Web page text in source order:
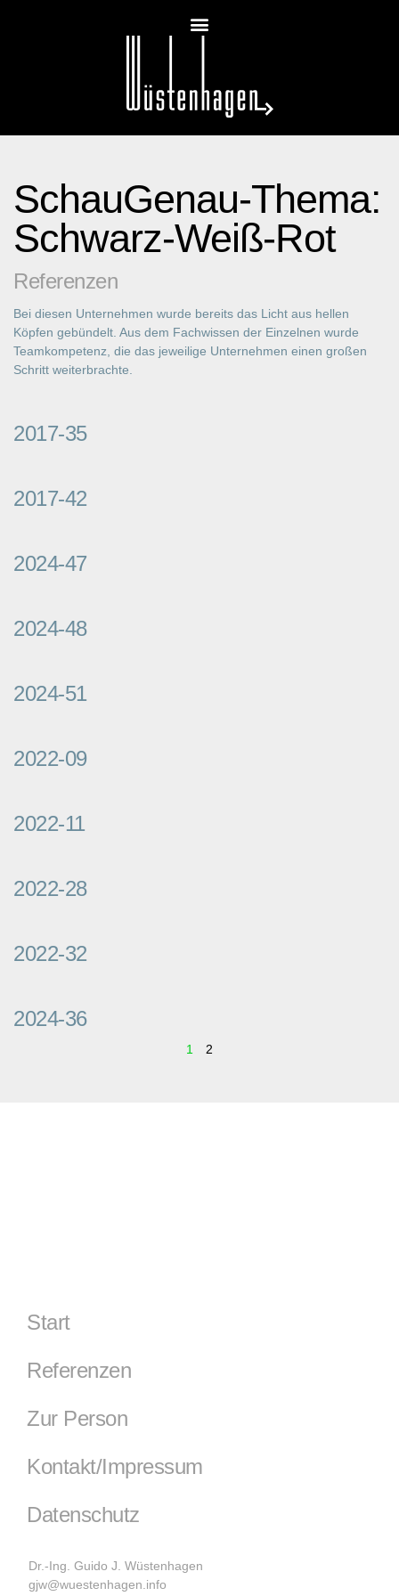
SchauGenau-Thema:
Schwarz-Weiß-Rot
Referenzen
Bei diesen Unternehmen wurde bereits das Licht aus hellen
Köpfen gebündelt. Aus dem Fachwissen der Einzelnen wurde
Teamkompetenz, die das jeweilige Unternehmen einen großen
Schritt weiterbrachte.
2017-35
2017-42
2024-47
2024-48
2024-51
2022-09
2022-11
2022-28
2022-32
2024-36
1 2
Start
Referenzen
Zur Person
Kontakt/Impressum
Datenschutz
Dr.-Ing. Guido J. Wüstenhagen
gjw@wuestenhagen.info